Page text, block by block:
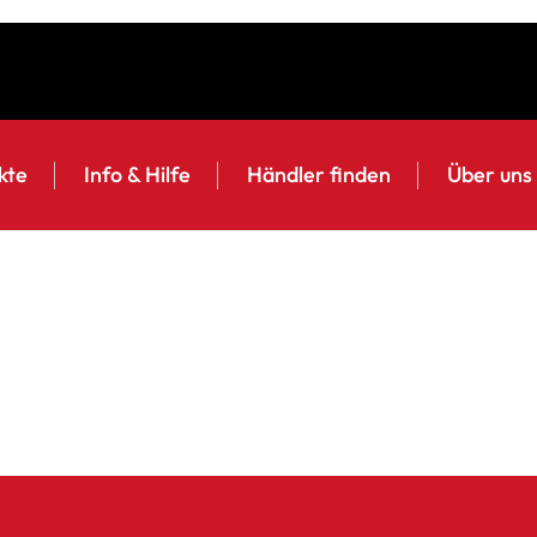
Info & Hilfe Händler finden Über uns